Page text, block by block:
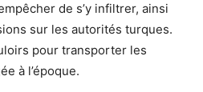
de s’y infiltrer, ainsi
sur les autorités turques.
pour transporter les
à l’époque.